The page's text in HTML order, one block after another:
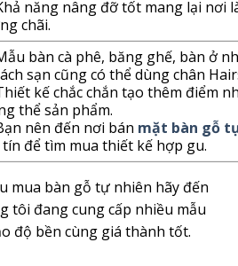
năng nâng đỡ tốt mang lại nơi
chãi.
bàn cà phê, băng ghế, bàn ở
sạn cũng có thể dùng chân
kế chắc chắn tạo thêm điểm
thể sản phẩm.
nên đến nơi bán mặt bàn gỗ
tín để tìm mua thiết kế hợp gu.
mua bàn gỗ tự nhiên hãy đến
tôi đang cung cấp nhiều mẫu
độ bền cùng giá thành tốt.